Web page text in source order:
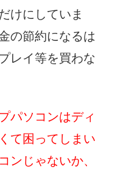
けにしていま
の節約になるは
レイ等を買わな
パソコンはディ
て困ってしまい
ンじゃないか、